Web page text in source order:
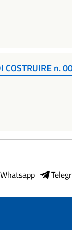
COSTRUIRE n.
Whatsapp